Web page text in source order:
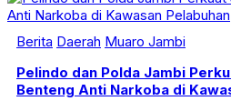
Berita Daerah Muaro Jambi
Pelindo dan Polda Jambi
Benteng Anti Narkoba di